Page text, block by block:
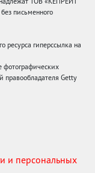
письменного
ресурса гиперссылка на
фотографических
правообладателя Getty
и персональных